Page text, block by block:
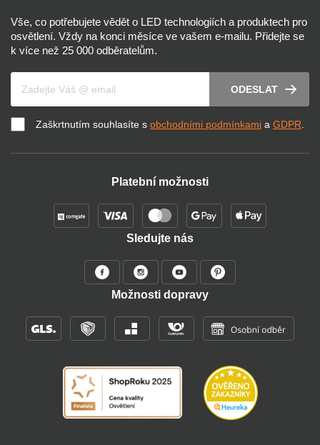
Vše, co potřebujete vědět o LED technologiích a produktech pro
osvětlení. Vždy na konci měsíce ve vašem e-mailu. Přidejte se
k více než 25 000 odběratelům.
ODESLAT
Zaškrtnutím souhlasíte s obchodními podmínkami a GDPR
Platební možnosti
Sledujte nás
Možnosti dopravy